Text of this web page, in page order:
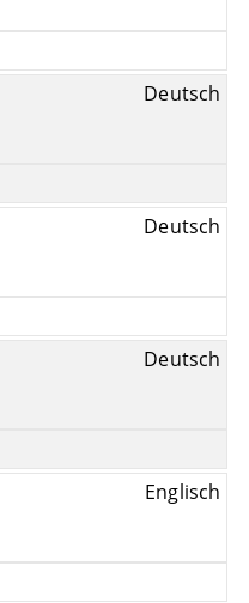
Deutsch
Deutsch
Deutsch
Englisch